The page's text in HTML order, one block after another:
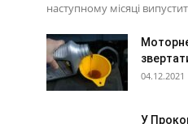
наступному місяці
04.12.2021
У